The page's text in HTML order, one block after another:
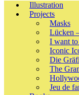
Illustration
Projects
Masks
Lücken
I want
Iconic
Die
The
Jeu de